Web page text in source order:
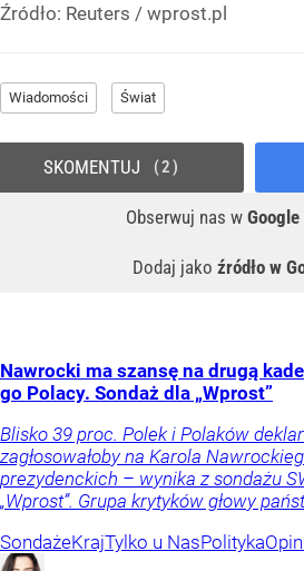
Źródło: Reuters / wprost.pl
Wiadomości Świat
Obserwuj nas w Google
Dodaj jako źródło w
SKOMENTUJ 2
Nawrocki ma szansę na drugą
go Polacy. Sondaż dla „Wprost”
Blisko 39 proc. Polek i Polaków
zagłosowałoby na Karola
prezydenckich – wynika z sondażu
„Wprost”. Grupa krytyków głowy
SondażeKrajTylko u NasPolityka